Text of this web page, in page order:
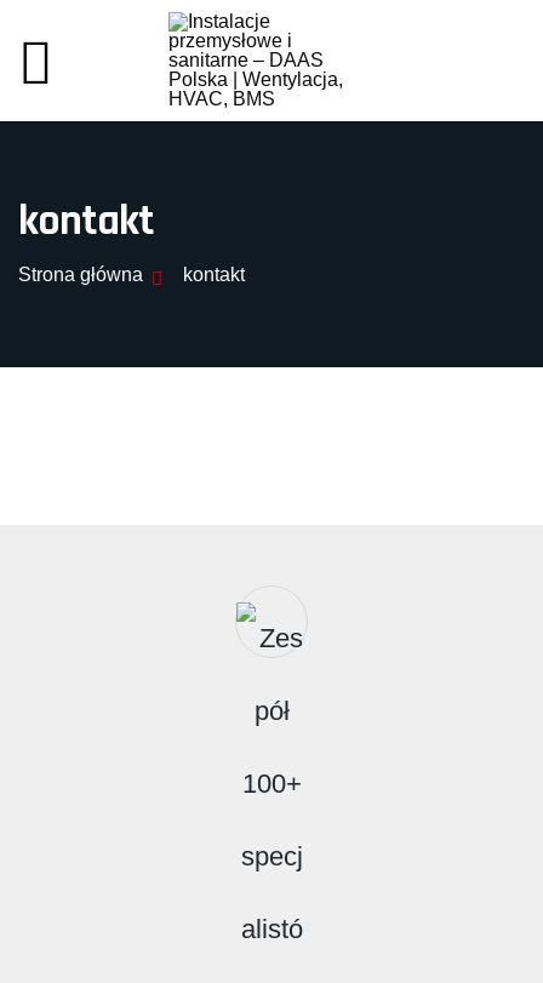
kontakt
Strona główna kontakt